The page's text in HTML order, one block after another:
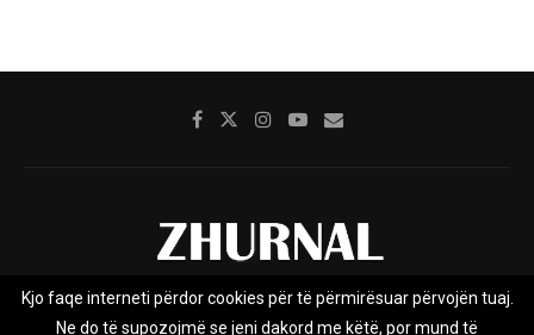
Rreth nesh Impresumi Marketing
Kjo faqe interneti përdor cookies për të përmirësuar përvojën tuaj.
Ne do të supozojmë se jeni dakord me këtë, por mund të